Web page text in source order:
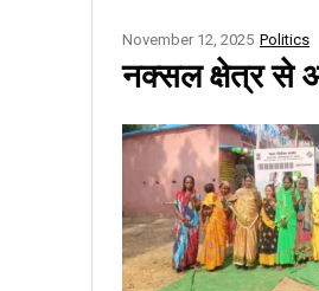
Politics
November 12, 2025
नक्सल क्षेत्र से